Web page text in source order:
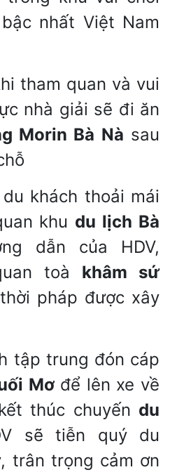
nhất Việt Nam
tham quan và vui
nhà giải sẽ đi ăn
Morin Bà Nà sau
du khách thoải mái
khu du lịch Bà
dẫn của HDV,
toà khâm sứ
pháp được xây
tập trung đón cáp
Mơđể lên xe về
thúc chuyến du
sẽ tiễn quý du
trân trọng cảm ơn